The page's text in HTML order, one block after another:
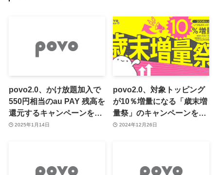
povo2.0、かけ放題加入で
550円相当のau PAY 残高を
還元するキャンペーンを開
始 ｰ ｢5分以内通話かけ放
2025年1月14日
povo2.0、対象トッピング
が10％増量になる「歳末増
量祭」のキャンペーンをス
タート
2024年12月26日